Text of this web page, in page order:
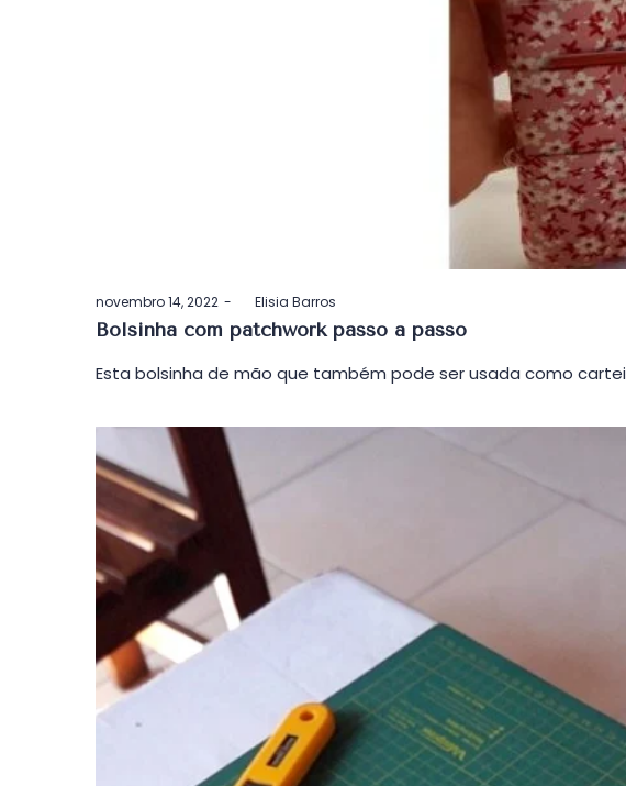
Postado
em
novembro 14, 2022 byElisia Barros
Bolsinha com patchwork passo a passo
Esta bolsinha de mão que também pode ser usada como